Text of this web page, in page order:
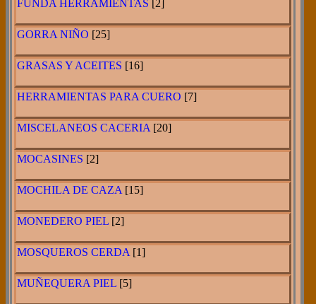
FUNDA HERRAMIENTAS [2]
GORRA NIÑO [25]
GRASAS Y ACEITES [16]
HERRAMIENTAS PARA CUERO [7]
MISCELANEOS CACERIA [20]
MOCASINES [2]
MOCHILA DE CAZA [15]
MONEDERO PIEL [2]
MOSQUEROS CERDA [1]
MUÑEQUERA PIEL [5]